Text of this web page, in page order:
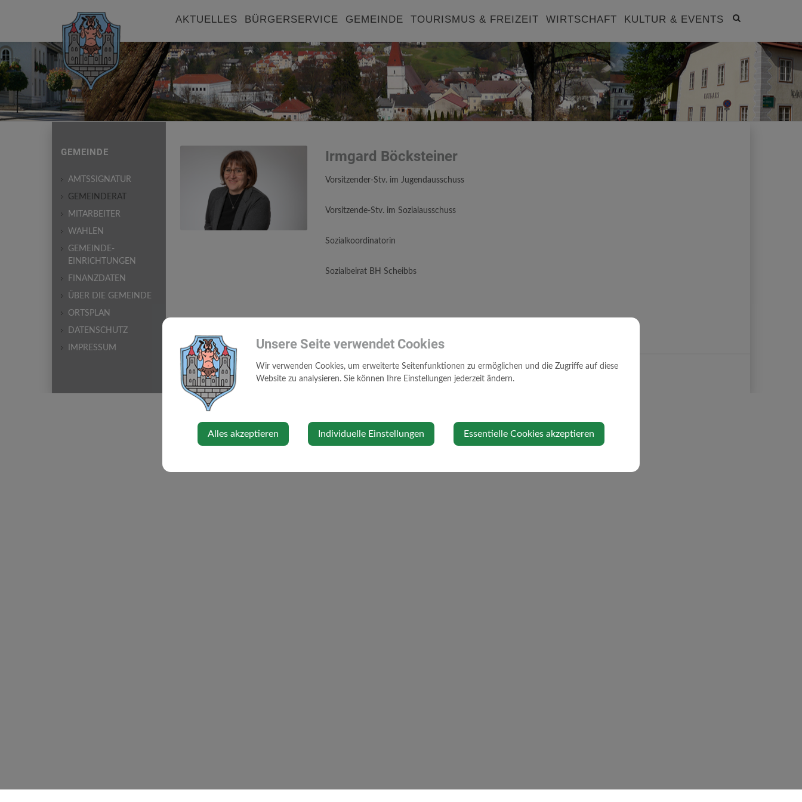
Site
toggle
AKTUELLES BÜRGERSERVICE GEMEINDE TOURISMUS & FREIZEIT WIRTSCHAFT KULTUR & EVENTS
Irmgard Böcksteiner
Vorsitzender-Stv. im Jugendausschuss
Vorsitzende-Stv.im Sozialausschuss
Sozialkoordinatorin
Sozialbeirat BH Scheibbs
GEMEINDE
AMTSSIGNATUR
GEMEINDERAT
MITARBEITER
WAHLEN
GEMEINDE-
EINRICHTUNGEN
FINANZDATEN
ÜBER DIE GEMEINDE
ORTSPLAN
DATENSCHUTZ
IMPRESSUM Unsere Seite verwendet Cookies
Wir verwenden Cookies, um erweiterte Seitenfunktionen zu ermöglichen und die Zugriffe auf diese
Website zu analysieren. Sie können Ihre Einstellungen jederzeit ändern.
Alles akzeptieren Individuelle Einstellungen Essentielle Cookies akzeptieren